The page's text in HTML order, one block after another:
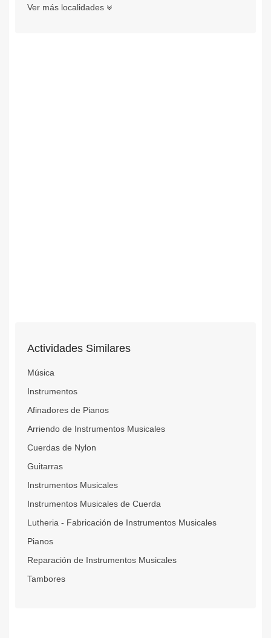
Ver más localidades
Actividades Similares
Música
Instrumentos
Afinadores de Pianos
Arriendo de Instrumentos Musicales
Cuerdas de Nylon
Guitarras
Instrumentos Musicales
Instrumentos Musicales de Cuerda
Lutheria - Fabricación de Instrumentos Musicales
Pianos
Reparación de Instrumentos Musicales
Tambores